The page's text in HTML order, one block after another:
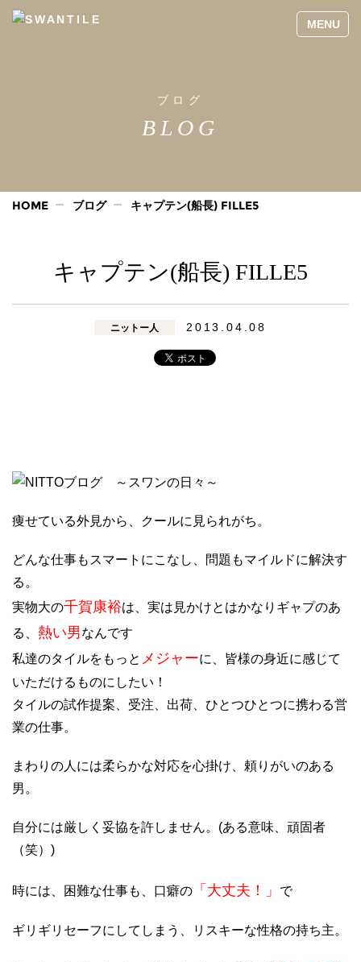
ブログ
BLOG
HOME ブログ キャプテン(船長) FILLE5
キャプテン(船長) FILLE5
ニットー人 2013.04.08
痩せている外見から、クールに見られがち。
どんな仕事もスマートにこなし、問題もマイルドに解決す
る。
実物大の千賀康裕は、実は見かけとはかなりギャプのあ
る、 熱い男なんです
私達のタイルをもっと メジャーに、皆様の身近に感じて
いただけるものにしたい！
タイルの試作提案、受注、出荷、ひとつひとつに携わる営
業の仕事。
まわりの人には柔らかな対応を心掛け、頼りがいのある
男。
自分には厳しく妥協を許しません。(ある意味、頑固者
（笑）)
時には、困難な仕事も、口癖の 「大丈夫！」 で
ギリギリセーフにしてしまう、リスキーな性格の持ち主。